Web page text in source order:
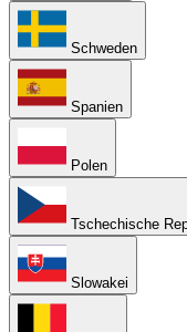
Schweden
Spanien
Polen
Tschechische
Slowakei